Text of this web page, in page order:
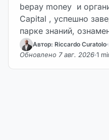
bepay money и
Capital , успешно
парке знаний,
веху в
и глобальных
Автор: Riccardo Curatolo
Обновлено 7 авг. 2026 1